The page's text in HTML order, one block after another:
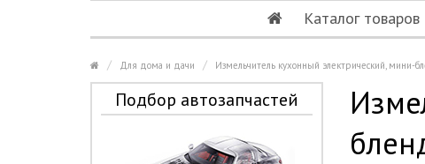
Каталог товаров
Для дома и дачи Измельчитель кухонный электрический, мини-
Подбор автозапчастей